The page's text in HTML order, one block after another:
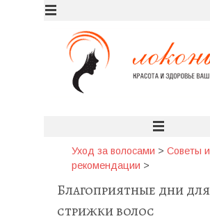
Уход за волосами > Советы и
рекомендации >
Благоприятные дни для
стрижки волос